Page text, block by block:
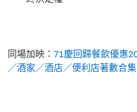
同場加映： 71慶回歸餐飲優惠
／酒家／酒店／便利店著數合